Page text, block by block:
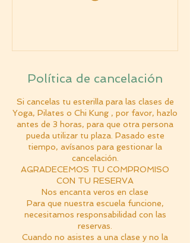
Política de cancelación
Si cancelas tu esterilla para las clases de
Yoga, Pilates o Chi Kung , por favor, hazlo
antes de 3 horas, para que otra persona
pueda utilizar tu plaza. Pasado este
tiempo, avísanos para gestionar la
cancelación.
AGRADECEMOS TU COMPROMISO
CON TU RESERVA
Nos encanta veros en clase
Para que nuestra escuela funcione,
necesitamos responsabilidad con las
reservas.
Cuando no asistes a una clase y no la